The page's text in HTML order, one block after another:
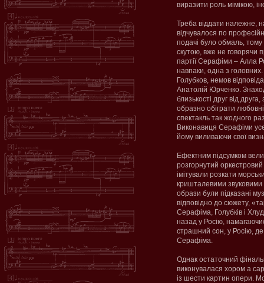
виразити роль мімікою,
Треба віддати належне,
відчувалося по
подачі було обмаль,
скутою, вже не говорячи
партії Серафіми – Алла
навпаки, одна з
Голубков, немов
Анатолій Юрченко.
близькості друг від
образно обіграти
спектакль так жодного
Виконавиця Серафіми
йому виливаючи свої
Ефектним підсумком
розгорнутий
імітували розкати
кришталевими
образи були підказані
відповідно до сюжету,
Серафіма, Голубків і
назад у Росію,
страшний сон, у Росію, де
Серафіма.
Однак остаточний
виконувалася хором a
із шести картин опери.